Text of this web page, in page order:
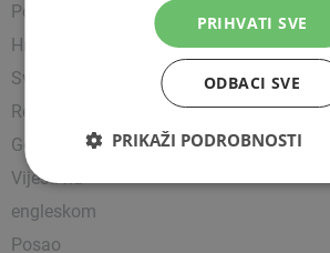
Politika
Hrvatska
Svijet
Religija
Gospodarstvo
Vijesti na
engleskom
Posao
Tenis
PRIHVATI SVE
ODBACI SVE
PRIKAŽI PODROBNOSTI